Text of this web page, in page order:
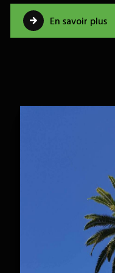
En savoir plus